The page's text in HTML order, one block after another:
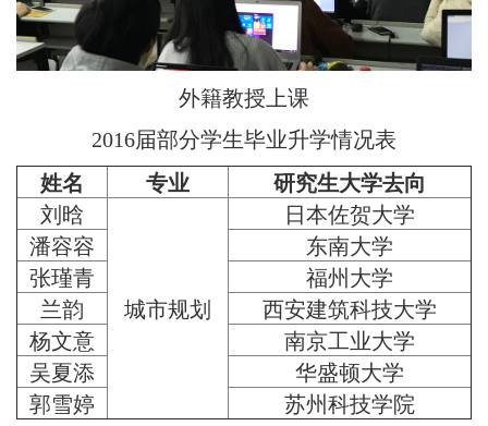
外籍教授上课
2016届部分学生毕业升学情况表
姓名 专业
研究生大学去向
刘晗
城市规划
日本佐贺大学
潘容容
东南大学
张瑾青
福州大学
兰韵
西安建筑科技大学
杨文意
南京工业大学
吴夏添
华盛顿大学
郭雪婷
苏州科技学院